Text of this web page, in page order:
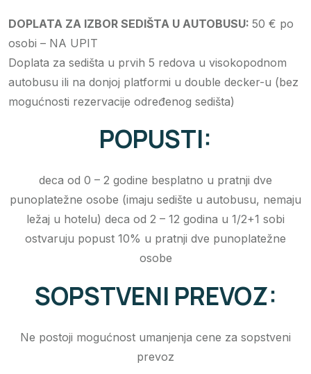
DOPLATA ZA IZBOR SEDIŠTA U AUTOBUSU: 50 € po
osobi – NA UPIT
Doplata za sedišta u prvih 5 redova u visokopodnom
autobusu ili na donjoj platformi u double decker-u (bez
mogućnosti rezervacije određenog sedišta)
POPUSTI:
deca od 0 – 2 godine besplatno u pratnji dve
punoplatežne osobe (imaju sedište u autobusu, nemaju
ležaj u hotelu) deca od 2 – 12 godina u 1/2+1 sobi
ostvaruju popust 10% u pratnji dve punoplatežne
osobe
SOPSTVENI PREVOZ:
Ne postoji mogućnost umanjenja cene za sopstveni
prevoz